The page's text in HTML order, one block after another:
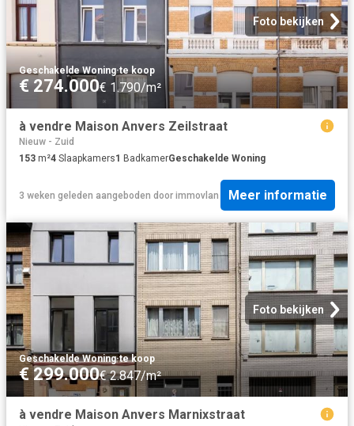
Foto bekijken
Geschakelde Woning·te koop
€ 274.000€ 1.790/m²
à vendre Maison Anvers Zeilstraat
Nieuw - Zuid
153 m²4 Slaapkamers1 BadkamerGeschakelde Woning
3 weken geleden aangeboden door immovlan Meer informatie
Foto bekijken
Geschakelde Woning·te koop
€ 299.000€ 2.847/m²
à vendre Maison Anvers Marnixstraat